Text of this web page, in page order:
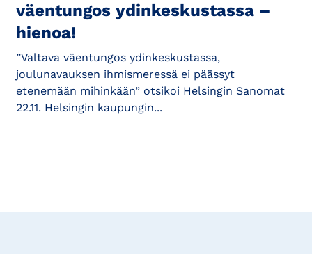
väentungos ydinkeskustassa –
hienoa!
”Valtava väentungos ydinkeskustassa,
joulunavauksen ihmismeressä ei päässyt
etenemään mihinkään” otsikoi Helsingin Sanomat
22.11. Helsingin kaupungin...